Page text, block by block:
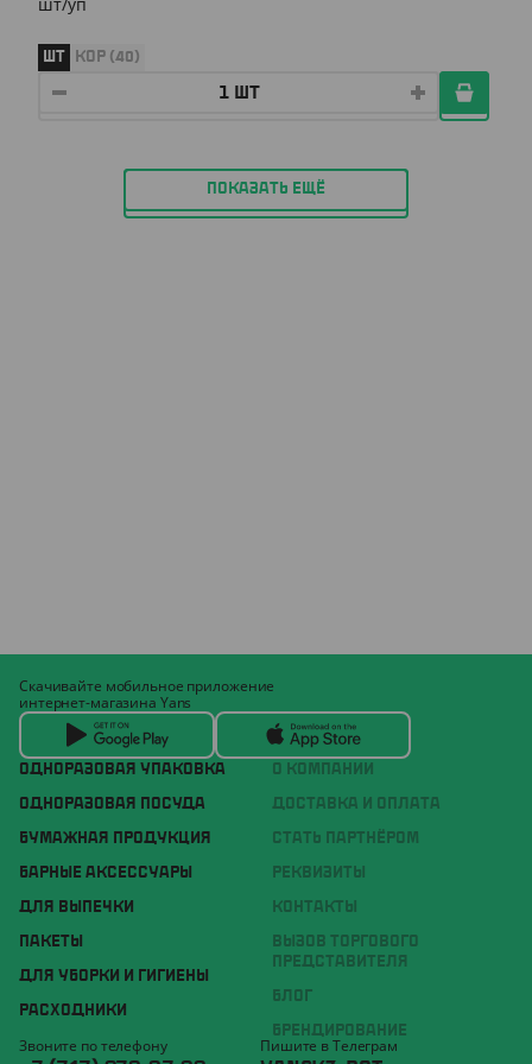
ШТ КОР (40)
ПОКАЗАТЬ ЕЩЁ
ОДНОРАЗОВАЯ УПАКОВКА
ОДНОРАЗОВАЯ ПОСУДА
БУМАЖНАЯ ПРОДУКЦИЯ
БАРНЫЕ АКСЕССУАРЫ
ДЛЯ ВЫПЕЧКИ
ПАКЕТЫ
ДЛЯ УБОРКИ И ГИГИЕНЫ
РАСХОДНИКИ
О КОМПАНИИ
ДОСТАВКА И ОПЛАТА
СТАТЬ ПАРТНЁРОМ
РЕКВИЗИТЫ
КОНТАКТЫ
ВЫЗОВ ТОРГОВОГО
ПРЕДСТАВИТЕЛЯ
БЛОГ
БРЕНДИРОВАНИЕ
Скачивайте мобильное приложение
интернет-магазина Yans
Звоните по телефону Пишите в Телеграм